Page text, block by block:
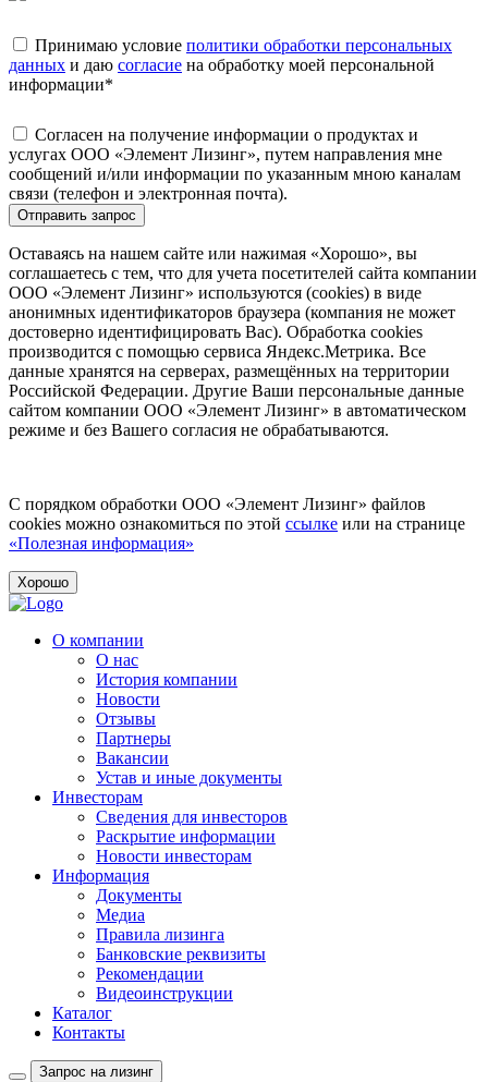
Принимаю условие политики обработки персональных
данных и даю согласие на обработку моей персональной
информации*
Согласен на получение информации о продуктах и
услугах ООО «Элемент Лизинг», путем направления мне
сообщений и/или информации по указанным мною каналам
связи (телефон и электронная почта).
Отправить запрос
Оставаясь на нашем сайте или нажимая «Хорошо», вы
соглашаетесь с тем, что для учета посетителей сайта компании
ООО «Элемент Лизинг» используются (cookies) в виде
анонимных идентификаторов браузера (компания не может
достоверно идентифицировать Вас). Обработка cookies
производится с помощью сервиса Яндекс.Метрика. Все
данные хранятся на серверах, размещённых на территории
Российской Федерации. Другие Ваши персональные данные
сайтом компании ООО «Элемент Лизинг» в автоматическом
режиме и без Вашего согласия не обрабатываются.
С порядком обработки ООО «Элемент Лизинг» файлов
cookies можно ознакомиться по этой ссылке или на странице
«Полезная информация»
Хорошо
О компании
О нас
История компании
Новости
Отзывы
Партнеры
Вакансии
Устав и иные документы
Инвесторам
Сведения для инвесторов
Раскрытие информации
Новости инвесторам
Информация
Документы
Медиа
Правила лизинга
Банковские реквизиты
Рекомендации
Видеоинструкции
Каталог
Контакты
Запрос на лизинг